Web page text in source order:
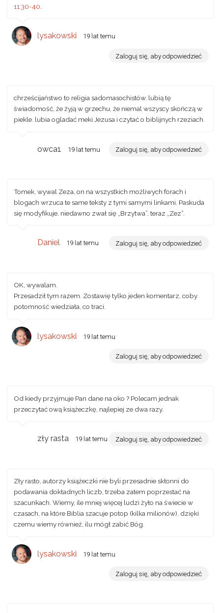
11:30-40
lysakowski 19 lat temu
Zaloguj się, aby odpowiedzieć
chrześcijaństwo to religia sadomasochistów. lubią tę
świadomość, że żyją w grzechu, że niemal wszyscy skończą w
piekle. lubia ogladać meki Jezusa i czytać o biblijnych rzeziach.
owca1 19 lat temu Zaloguj się, aby odpowiedzieć
Tomek, wywal Zeza, on na wszystkich możliwych forach i
blogach wrzuca te same teksty z tymi samymi linkami. Paskuda
się modyfikuje, niedawno zwał się „Brzytwa”, teraz „Zez”.
Daniel 19 lat temu Zaloguj się, aby odpowiedzieć
OK, wywalam.
Przesadził tym razem. Zostawię tylko jeden komentarz, coby
potomność wiedziała, co traci.
lysakowski 19 lat temu
Zaloguj się, aby odpowiedzieć
Od kiedy przyjmuje Pan dane na oko ? Polecam jednak
przeczytać ową książeczkę, najlepiej ze dwa razy.
zły rasta 19 lat temu Zaloguj się, aby odpowiedzieć
Zły rasto, autorzy książeczki nie byli przesadnie skłonni do
podawania dokładnych liczb, trzeba zatem poprzestać na
szacunkach. Wiemy, ile mniej więcej ludzi żyło na świecie w
czasach, na które Biblia szacuje potop (kilka milionów), dzięki
czemu wiemy również, ilu mógł zabić Bóg.
lysakowski 19 lat temu
Zaloguj się, aby odpowiedzieć